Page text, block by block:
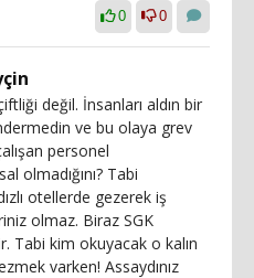
0 0
değil. İnsanları aldın bir
ve bu olaya grev
personel
olmadığını? Tabi
otellerde gezerek iş
olmaz. Biraz SGK
Tabi kim okuyacak o kalın
varken! Assaydınız